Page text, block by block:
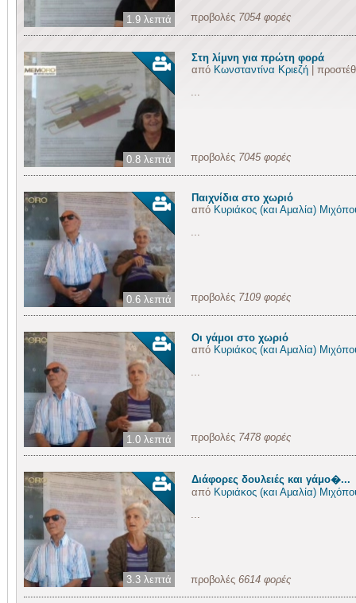
1.9 λεπτά προβολές 7054 φορές
0.8 λεπτά
Στη λίμνη για πρώτη φορά
από Κωνσταντίνα Κριεζή|
...
προβολές 7045 φορές
0.6 λεπτά
Παιχνίδια στο χωριό
από Κυριάκος (και Αμαλία)
...
προβολές 7109 φορές
1.0 λεπτά
Οι γάμοι στο χωριό
από Κυριάκος (και Αμαλία)
...
προβολές 7478 φορές
3.3 λεπτά
Διάφορες δουλειές και γάμο�...
από Κυριάκος (και Αμαλία)
...
προβολές 6614 φορές